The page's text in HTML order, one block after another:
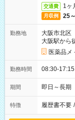
交通費 1ヶ
月収例 25
勤務地
大阪市北区
大阪駅から
医薬品メ
勤務時間 08:30-
期間 即日～長
特徴 履歴書不要 /